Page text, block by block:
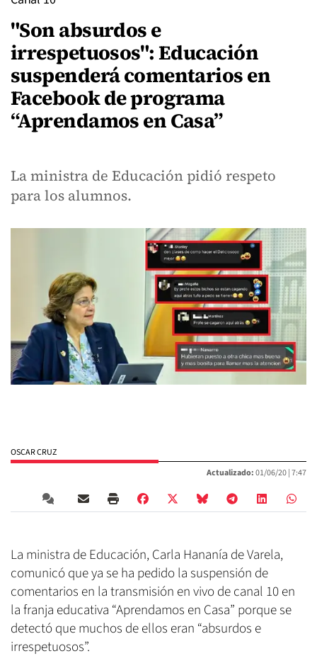
"Son absurdos e
irrespetuosos": Educación
suspenderá comentarios en
Facebook de programa
“Aprendamos en Casa”
La ministra de Educación pidió respeto
para los alumnos.
OSCAR CRUZ
Actualizado:01/06/20 |7:47
La ministra de Educación, Carla Hananía de Varela,
comunicó que ya se ha pedido la suspensión de
comentarios en la transmisión en vivo de canal 10 en
la franja educativa “Aprendamos en Casa” porque se
detectó que muchos de ellos eran “absurdos e
irrespetuosos”.